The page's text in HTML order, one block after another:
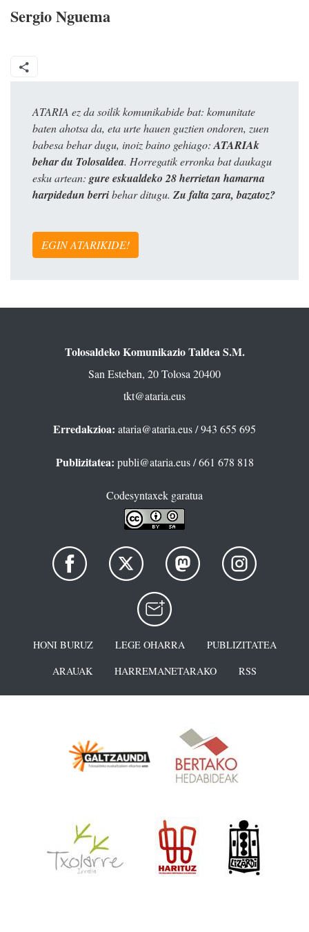
Sergio Nguema
ATARIA ez da soilik komunikabide bat: komunitate
baten ahotsa da, eta urte hauen guztien ondoren, zuen
babesa behar dugu, inoiz baino gehiago:ATARIAk
behar du Tolosaldea. Horregatik erronka bat daukagu
esku artean: gure eskualdeko 28 herrietan hamarna
harpidedun berribehar ditugu. Zu falta zara, bazatoz?
EGIN ATARIKIDE!
Tolosaldeko Komunikazio Taldea S.M.
San Esteban, 20 Tolosa 20400
tkt@ataria.eus
Erredakzioa: ataria@ataria.eus/ 943 655 695
Publizitatea: publi@ataria.eus/ 661 678 818
Codesyntaxek garatua
HONI BURUZ LEGE OHARRA
PUBLIZITATEA
ARAUAK
HARREMANETARAKO RSS